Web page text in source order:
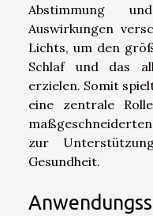
Abstimmung
Auswirkungen
Lichts, um den
Schlaf und das
erzielen. Somit
eine zentrale
zur
Gesundheit.